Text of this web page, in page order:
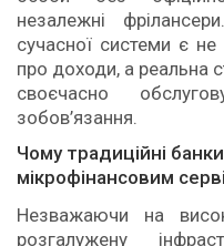
незалежні
сучасної системи є не
про доходи, а реальна
своєчасно
зобов’язання.
Чому традиційні
мікрофінансовим
Незважаючи на
розгалужену